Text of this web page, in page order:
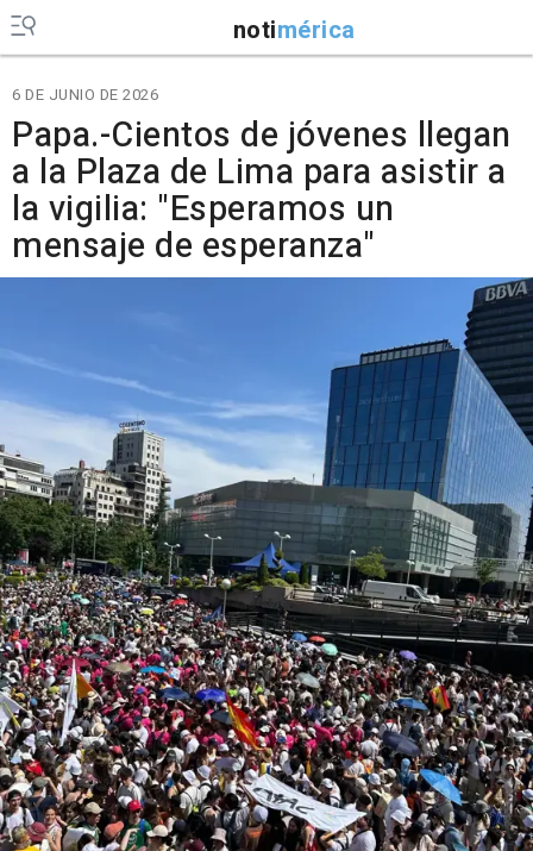
notimérica
6 DE JUNIO DE 2026
Papa.-Cientos de jóvenes llegan
a la Plaza de Lima para asistir a
la vigilia: "Esperamos un
mensaje de esperanza"